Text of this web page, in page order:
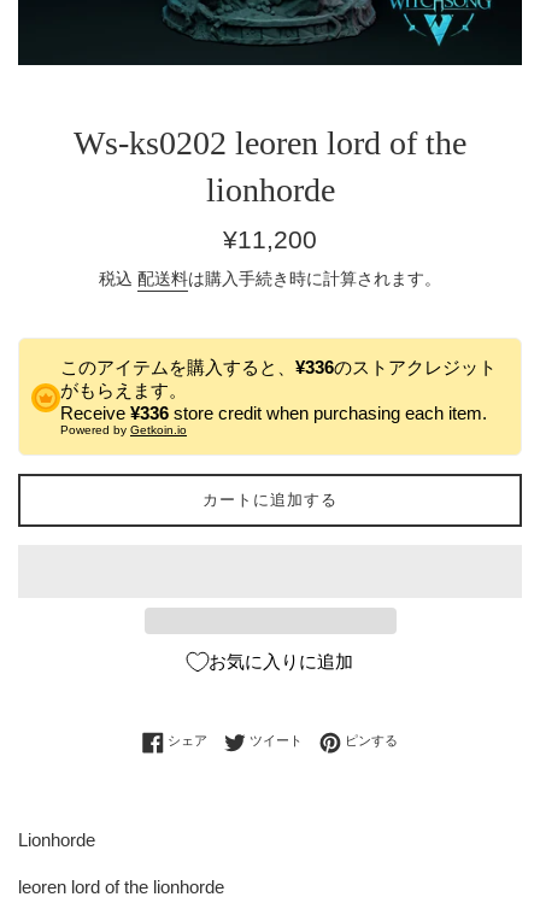
Ws-ks0202 leoren lord of the
lionhorde
通
価
¥11,200
税込 配送料は購入手続き時に計算されます。
このアイテムを購入すると、 ¥336のストアクレジット
がもらえます。
Receive ¥336 store credit when purchasing each item.
Powered by Getkoin.io
カートに追加する
お気に入りに追加
シェア Facebookでシェアする
ツイート Twitterに投稿する
ピンする
Lionhorde
leoren lord of the lionhorde